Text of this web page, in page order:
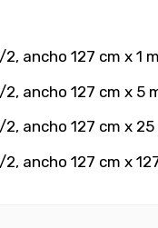
ancho 127 cm x
ancho 127 cm x
ancho 127 cm x
ancho 127 cm x